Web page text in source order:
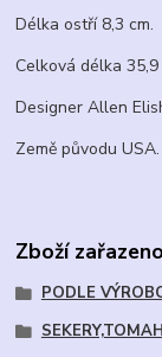
Délka ostří 8,3 cm.
Celková délka 35,9
Designer Allen
Země původu USA.
Zboží
PODLE